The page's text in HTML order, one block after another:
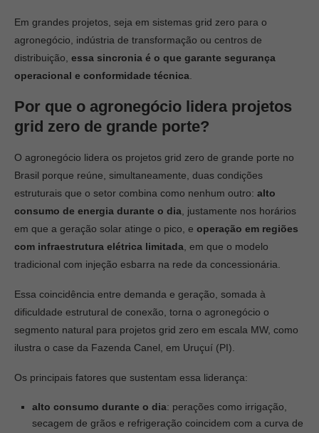
Em grandes projetos, seja em sistemas grid zero para o
agronegócio, indústria de transformação ou centros de
distribuição, essa sincronia é o que garante segurança
operacional e conformidade técnica
Por que o agronegócio lidera projetos
grid zero de grande porte?
O agronegócio lidera os projetos grid zero de grande porte no
Brasil porque reúne, simultaneamente, duas condições
estruturais que o setor combina como nenhum outro: alto
consumo de energia durante o dia , justamente nos horários
em que a geração solar atinge o pico, e operação em regiões
com infraestrutura elétrica limitada , em que o modelo
tradicional com injeção esbarra na rede da concessionária.
Essa coincidência entre demanda e geração, somada à
dificuldade estrutural de conexão, torna o agronegócio o
segmento natural para projetos grid zero em escala MW, como
ilustra o case da Fazenda Canel, em Uruçuí (PI).
Os principais fatores que sustentam essa liderança:
alto consumo durante o dia: perações como irrigação,
secagem de grãos e refrigeração coincidem com a curva de